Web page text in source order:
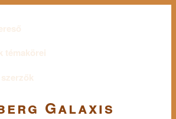
témakörei
Galaxis